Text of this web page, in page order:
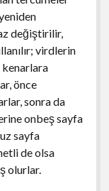
değiştirilir,
virdlerin
kenarlara
önce
sonra da
onbeş sayfa
sayfa
de olsa
olurlar.